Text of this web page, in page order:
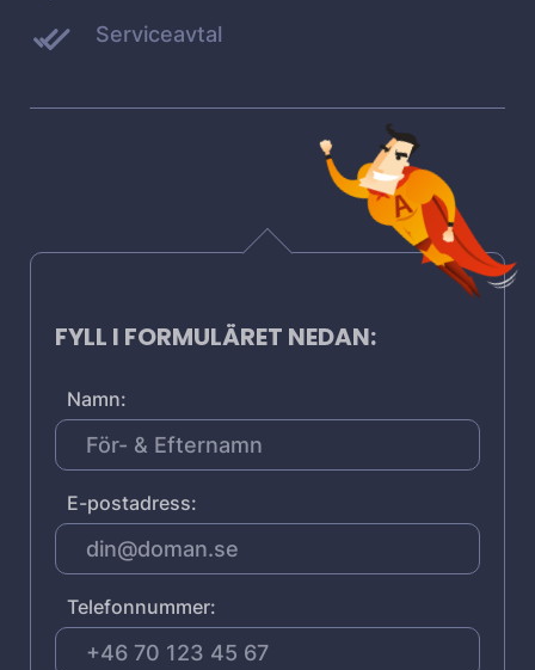
Serviceavtal
FYLL I FORMULÄRET NEDAN:
Namn:
E-postadress:
Telefonnummer: